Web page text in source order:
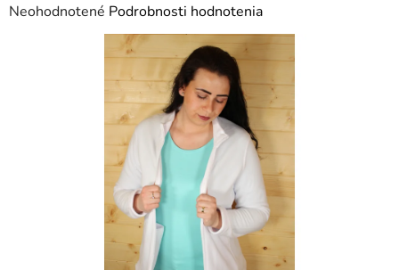
Priemerné
Neohodnotené Podrobnosti hodnotenia